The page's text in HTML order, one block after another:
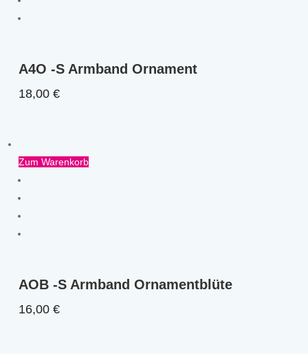
A4O -S Armband Ornament
18,00€
Zum Warenkorb
AOB -S Armband Ornamentblüte
16,00€